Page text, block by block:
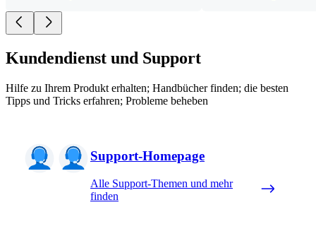
Kundendienst und Support
Hilfe zu Ihrem Produkt erhalten; Handbücher finden; die besten
Tipps und Tricks erfahren; Probleme beheben
Support-Homepage
Alle Support-Themen und mehr
finden